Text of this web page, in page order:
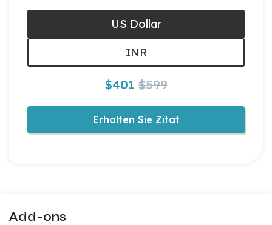
US Dollar
INR
$401$599
Erhalten Sie Zitat
Add-ons